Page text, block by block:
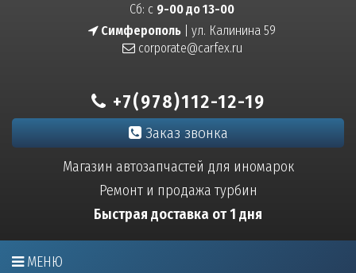
Сб: с 9-00 до 13-00
Симферополь | ул. Калинина 59
corporate@carfex.ru
+7(978)112-12-19
Заказ звонка
Магазин автозапчастей для иномарок
Ремонт и продажа турбин
Быстрая доставка от 1 дня
МЕНЮ